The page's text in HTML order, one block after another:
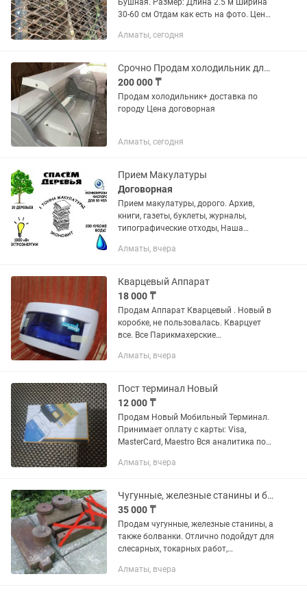
Бушная. Размер: Длина 2.5 м Ширина
30-60 см Отдам как есть на фото. Цена
Алматы, сегодня
Срочно Продам холодильник для магазина
200 000 ₸
Продам холодильник+ доставка по
городу Цена договорная
Алматы, сегодня
Прием Макулатуры
Договорная
Прием макулатуры, дорого. Архив,
книги, газеты, буклеты, журналы,
типографические отходы, Наша
времени осуществляет сбор и
территории города...
Алматы, вчера
Кварцевый Аппарат
18 000 ₸
Продам Аппарат Кварцевый . Новый в
коробке, не пользовалась. Кварцует
все. Все Парикмахерские
маникюрные ножницы ✂️ Кусачки для
Продам...
Алматы, вчера
Пост терминал Новый
12 000 ₸
Продам Новый Мобильный Терминал.
Принимает оплату с карты: Visa,
MasterCard, Maestro Вся аналитика по
личном кабинете. Цена договорная.
Алматы, вчера
Чугунные, железные станины и болванки.
35 000 ₸
Продам чугунные, железные станины, а
также болванки. Отлично подойдут для
слесарных, токарных работ,
хозяйственных нужд. Советское
Алматы, вчера